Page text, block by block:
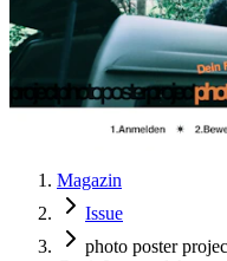
Magazin
Issue
photo poster